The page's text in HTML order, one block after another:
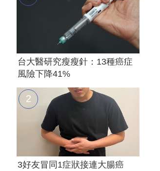
台大醫研究瘦瘦針：13種癌症
風險下降41%
3好友冒同1症狀接連大腸癌